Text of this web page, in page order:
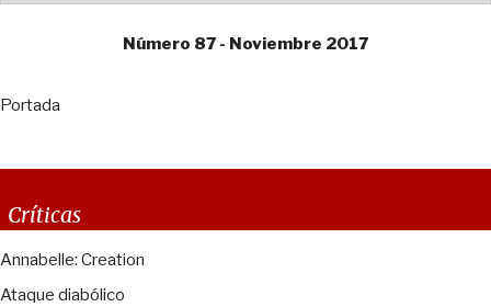
Número 87 - Noviembre 2017
Portada
Críticas
Annabelle: Creation
Ataque diabólico